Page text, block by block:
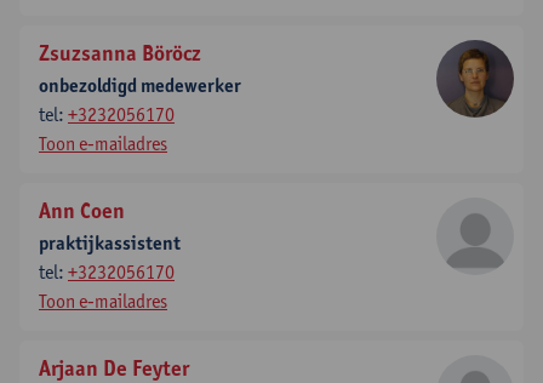
Zsuzsanna Böröcz
onbezoldigd medewerker
tel: +3232056170
Toon e-mailadres
Ann Coen
praktijkassistent
tel: +3232056170
Toon e-mailadres
Arjaan De Feyter